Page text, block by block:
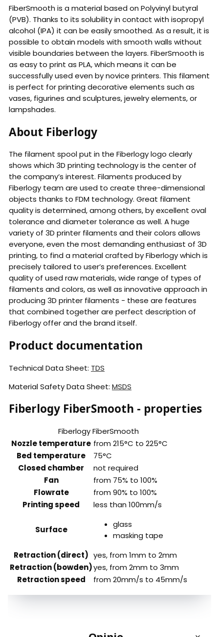
FiberSmooth is a material based on Polyvinyl butyral
(PVB). Thanks to its solubility in contact with isopropyl
alcohol (IPA) it can be easily smoothed. As a result, it is
possible to obtain models with smooth walls without
visible boundaries between the layers. FiberSmooth is
as easy to print as PLA, which means it can be
successfully used even by novice printers. This filament
is perfect for printing decorative elements such as
vases, figurines and sculptures, jewelry elements, or
lampshades.
About Fiberlogy
The filament spool put in the Fiberlogy logo clearly
shows which 3D printing technology is the center of
the company’s interest. Filaments produced by
Fiberlogy team are used to create three-dimensional
objects thanks to FDM technology. Great filament
quality is determined, among others, by excellent oval
tolerance and diameter tolerance as well. A huge
variety of 3D printer filaments and their colors allows
everyone, even the most demanding enthusiast of 3D
printing, to find a material crafted by Fiberlogy which is
precisely tailored to user’s preferences. Excellent
quality of used raw materials, wide range of types of
filaments and colors, as well as innovative approach in
producing 3D printer filaments - these are features
that combined together are perfect description of
Fiberlogy offer and the brand itself.
Product documentation
Technical Data Sheet: TDS
Material Safety Data Sheet: MSDS
Fiberlogy FiberSmooth - properties
Fiberlogy FiberSmooth
Nozzle temperature from 215°C to 225°C
Bed temperature
75°C
Closed chamber
not required
Fan
from 75% to 100%
Flowrate
from 90% to 100%
Printing speed
less than 100mm/s
Surface
glass
masking tape
Retraction (direct) yes, from 1mm to 2mm
Retraction (bowden)yes, from 2mm to 3mm
Retraction speed
from 20mm/s to 45mm/s